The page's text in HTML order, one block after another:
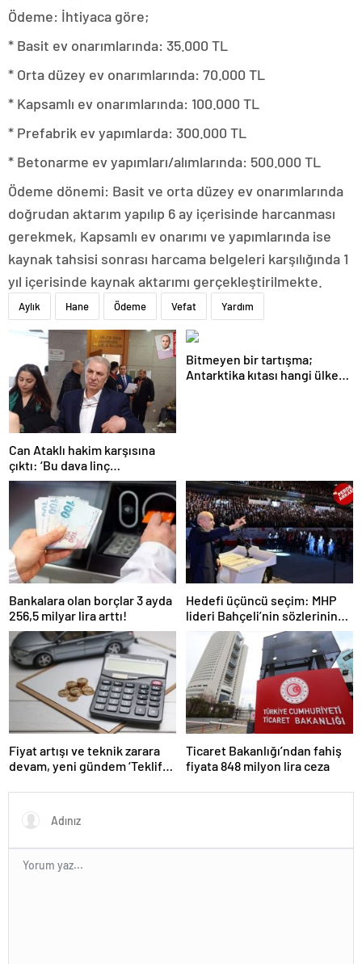
Ödeme: İhtiyaca göre;
* Basit ev onarımlarında: 35.000 TL
* Orta düzey ev onarımlarında: 70.000 TL
* Kapsamlı ev onarımlarında: 100.000 TL
* Prefabrik ev yapımlarda: 300.000 TL
* Betonarme ev yapımları/alımlarında: 500.000 TL
Ödeme dönemi: Basit ve orta düzey ev onarımlarında
doğrudan aktarım yapılıp 6 ay içerisinde harcanması
gerekmek, Kapsamlı ev onarımı ve yapımlarında ise
kaynak tahsisi sonrası harcama belgeleri karşılığında 1
yıl içerisinde kaynak aktarımı gerçekleştirilmekte.
Aylık Hane Ödeme Vefat Yardım
Can Ataklı hakim karşısına
çıktı: ‘Bu dava linç
kampanyasının bir sonucu’
Bitmeyen bir tartışma;
Antarktika kıtası hangi ülkeye
Bankalara olan borçlar 3 ayda
256,5 milyar lira arttı!
Hedefi üçüncü seçim: MHP
lideri Bahçeli’nin sözlerinin
gerisinde ‘erken seçim
formülü’ yattığı konuşuluyor
Fiyat artışı ve teknik zarara
devam, yeni gündem ‘Teklif
çok!
Ticaret Bakanlığı’ndan fahiş
fiyata 848 milyon lira ceza